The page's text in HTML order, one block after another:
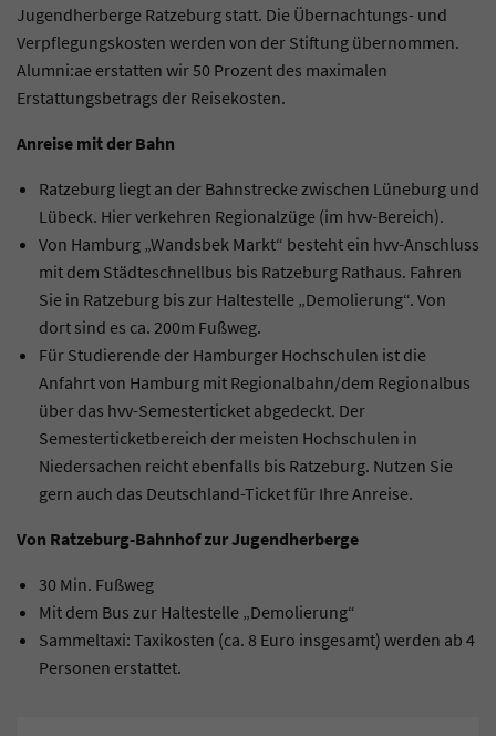
Jugendherberge Ratzeburg statt. Die Übernachtungs- und
Verpflegungskosten werden von der Stiftung übernommen.
Alumni:ae erstatten wir 50 Prozent des maximalen
Erstattungsbetrags der Reisekosten.
Anreise mit der Bahn
Ratzeburg liegt an der Bahnstrecke zwischen Lüneburg und
Lübeck. Hier verkehren Regionalzüge (im hvv-Bereich).
Von Hamburg „Wandsbek Markt“ besteht ein hvv-Anschluss
mit dem Städteschnellbus bis Ratzeburg Rathaus. Fahren
Sie in Ratzeburg bis zur Haltestelle „Demolierung“. Von
dort sind es ca. 200m Fußweg.
Für Studierende der Hamburger Hochschulen ist die
Anfahrt von Hamburg mit Regionalbahn/dem Regionalbus
über das hvv-Semesterticket abgedeckt. Der
Semesterticketbereich der meisten Hochschulen in
Niedersachen reicht ebenfalls bis Ratzeburg. Nutzen Sie
gern auch das Deutschland-Ticket für Ihre Anreise.
Von Ratzeburg-Bahnhof zur Jugendherberge
30 Min. Fußweg
Mit dem Bus zur Haltestelle „Demolierung“
Sammeltaxi: Taxikosten (ca. 8 Euro insgesamt) werden ab 4
Personen erstattet.